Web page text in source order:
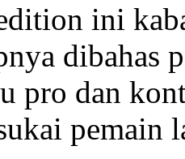
ini
dibahas
pro dan
pemain